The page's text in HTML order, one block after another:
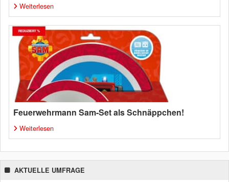
Weiterlesen
Feuerwehrmann Sam-Set als Schnäppchen!
Weiterlesen
AKTUELLE UMFRAGE